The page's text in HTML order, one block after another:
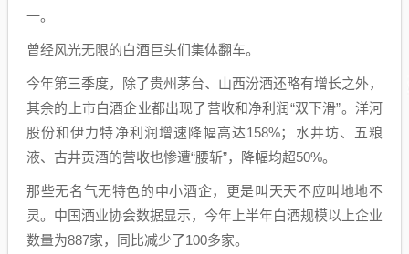
一。
曾经风光无限的白酒巨头们集体翻车。
今年第三季度，除了贵州茅台、山西汾酒还略有增长之外，
其余的上市白酒企业都出现了营收和净利润“双下滑”。洋河
股份和伊力特净利润增速降幅高达158%；水井坊、五粮
液、古井贡酒的营收也惨遭“腰斩”，降幅均超50%。
那些无名气无特色的中小酒企，更是叫天天不应叫地地不
灵。中国酒业协会数据显示，今年上半年白酒规模以上企业
数量为887家，同比减少了100多家。